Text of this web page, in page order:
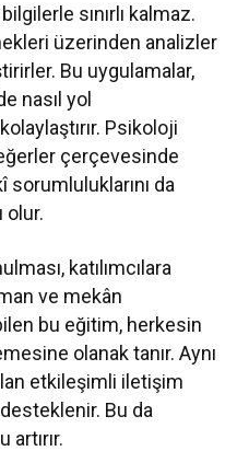
sınırlı kalmaz.
üzerinden analizler
Bu uygulamalar,
nasıl yol
Psikoloji
çerçevesinde
da
olur.
katılımcılara
ve mekân
bu eğitim, herkesin
olanak tanır. Aynı
etkileşimli iletişim
Bu da
artırır.